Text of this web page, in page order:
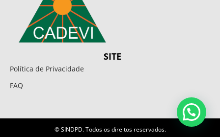
SITE
Política de Privacidade
FAQ
© SINDPD. Todos os direitos reservados.